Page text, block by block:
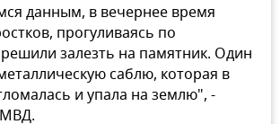
данным, в вечернее время
прогуливаясь по
залезть на памятник. Один
саблю, которая в
и упала на землю", -
МВД.